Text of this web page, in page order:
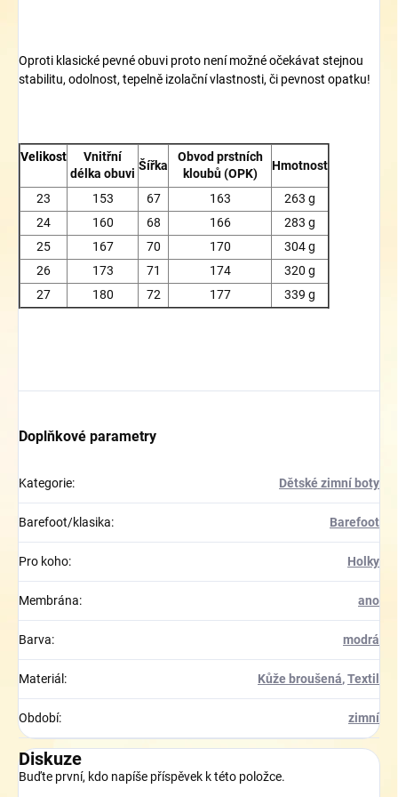
Oproti klasické pevné obuvi proto není možné očekávat stejnou
stabilitu, odolnost, tepelně izolační vlastnosti, či pevnost opatku!
Velikost
Vnitřní
délka obuvi
Šířka
Obvod prstních
kloubů (OPK)
Hmotnost
23 153 67 163
263 g
24
160 68 166
283 g
25
167 70 170
304 g
26
173 71 174
320 g
27
180 72 177 339 g
Doplňkové parametry
Kategorie: Dětské zimní boty
Barefoot/klasika: Barefoot
Pro koho: Holky
Membrána: ano
Barva: modrá
Materiál : Kůže broušená,Textil
Období: zimní
Diskuze
Buďte první, kdo napíše příspěvek k této položce.